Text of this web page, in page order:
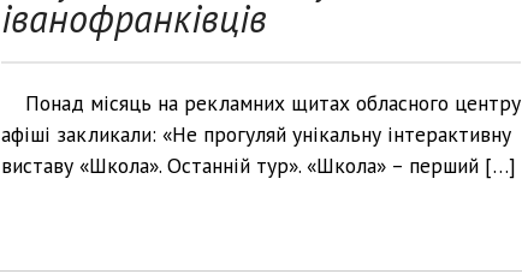
іванофранківців
Понад місяць на рекламних щитах обласного центру
афіші закликали: «Не прогуляй унікальну інтерактивну
виставу «Школа». Останній тур». «Школа» – перший […]